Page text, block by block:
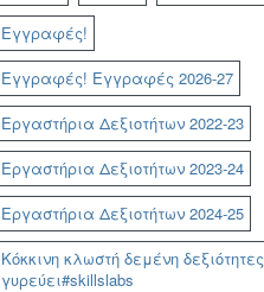
Εγγραφές!
Εγγραφές! Εγγραφές 2026-27
Εργαστήρια Δεξιοτήτων 2022-23
Εργαστήρια Δεξιοτήτων 2023-24
Εργαστήρια Δεξιοτήτων 2024-25
Κόκκινη κλωστή δεμένη δεξιότητες
γυρεύει#skillslabs